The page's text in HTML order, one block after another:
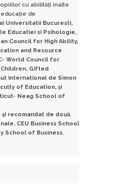
cu abilităţi înalte
de
Universitatii Bucuresti,
Educatiei si Psihologie,
Council for High Ability,
and Resource
World Council for
Gifted
International de Simon
of Education, și
Neag School of
şi recomandat de două
CEU Business School
School of Business.